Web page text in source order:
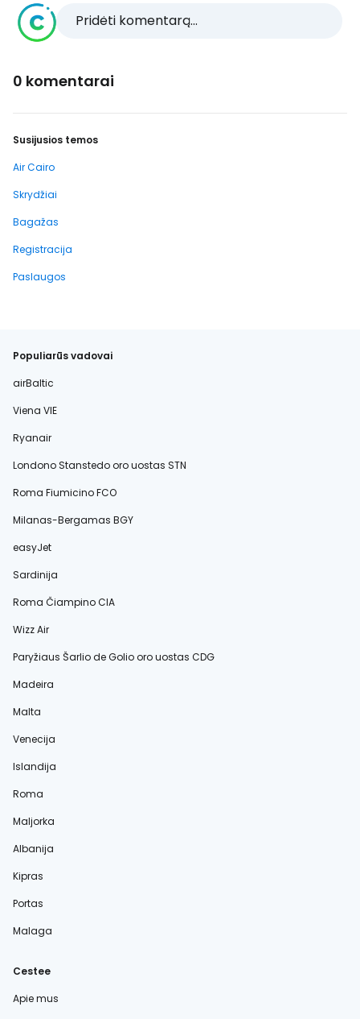
Pridėti komentarą...
0 komentarai
Susijusios temos
Air Cairo
Skrydžiai
Bagažas
Registracija
Paslaugos
Populiarūs vadovai
airBaltic
Viena VIE
Ryanair
Londono Stanstedo oro uostas STN
Roma Fiumicino FCO
Milanas-Bergamas BGY
easyJet
Sardinija
Roma Čiampino CIA
Wizz Air
Paryžiaus Šarlio de Golio oro uostas CDG
Madeira
Malta
Venecija
Islandija
Roma
Maljorka
Albanija
Kipras
Portas
Malaga
Cestee
Apie mus